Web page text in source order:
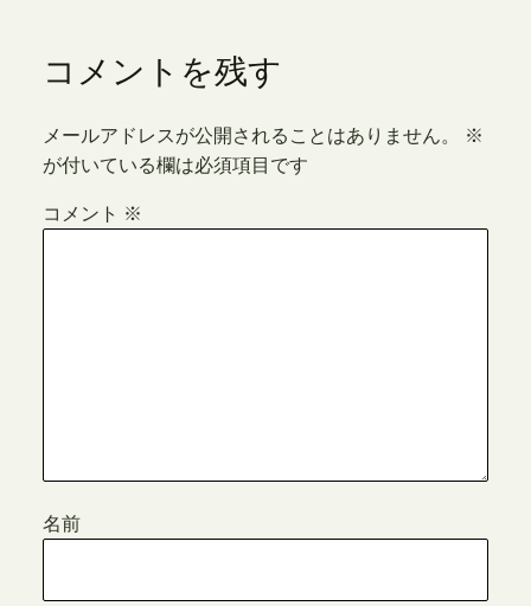
コメントを残す
メールアドレスが公開されることはありません。
※
が付いている欄は必須項目です
コメント ※
名前